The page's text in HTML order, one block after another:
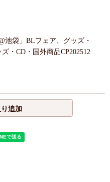
池袋」BLフェア、グッズ・
・CD・国外商品CP202512
追加